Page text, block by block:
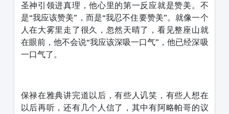
圣神引领进真理，他心里的第一反应就是赞美。不
是“我应该赞美”，而是“我忍不住要赞美”。就像一个
人在大雾里走了很久，忽然天晴了，看见整座山就
在眼前，他不会说“我应该深吸一口气”，他已经深吸
一口气了。
保禄在雅典讲完道以后，有些人讥笑，有些人想在
以后再听，还有几个人信了，其中有阿略帕哥的议